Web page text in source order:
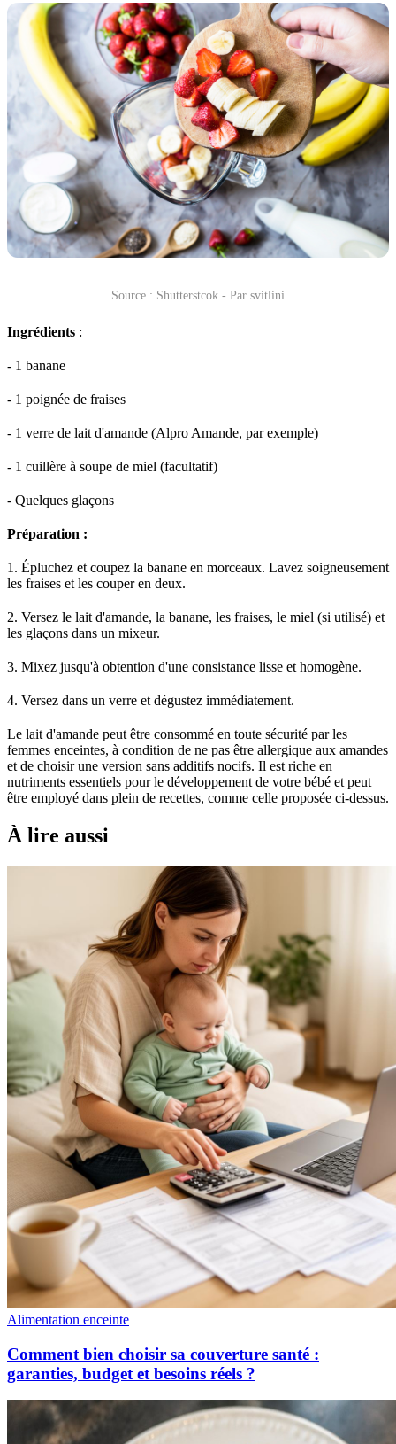
Source : Shutterstcok - Par svitlini
Ingrédients :
- 1 banane
- 1 poignée de fraises
- 1 verre de lait d'amande (Alpro Amande, par exemple)
- 1 cuillère à soupe de miel (facultatif)
- Quelques glaçons
Préparation :
1. Épluchez et coupez la banane en morceaux. Lavez soigneusement
les fraises et les couper en deux.
2. Versez le lait d'amande, la banane, les fraises, le miel (si utilisé) et
les glaçons dans un mixeur.
3. Mixez jusqu'à obtention d'une consistance lisse et homogène.
4. Versez dans un verre et dégustez immédiatement.
Le lait d'amande peut être consommé en toute sécurité par les
femmes enceintes, à condition de ne pas être allergique aux amandes
et de choisir une version sans additifs nocifs. Il est riche en
nutriments essentiels pour le développement de votre bébé et peut
être employé dans plein de recettes, comme celle proposée ci-dessus.
À lire aussi
Alimentation enceinte
Comment bien choisir sa couverture santé :
garanties, budget et besoins réels ?